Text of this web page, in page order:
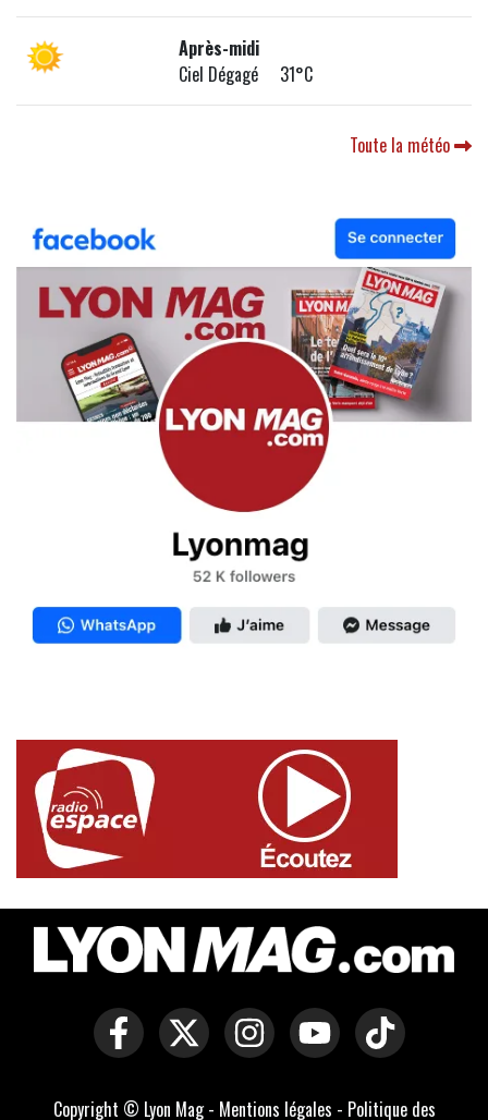
Après-midi
Ciel Dégagé 31°C
Toute la météo
Copyright © Lyon Mag - Mentions légales - Politique des